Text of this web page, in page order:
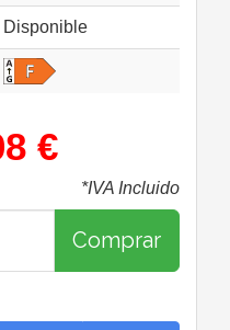
Disponible
€
*IVA Incluido
Comprar